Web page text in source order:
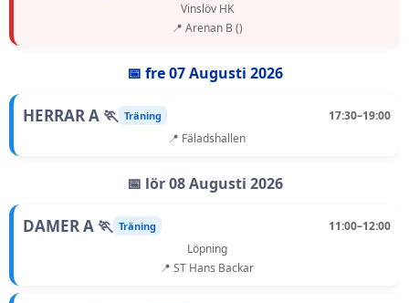
Vinslöv HK
📍 Arenan B ()
📅 fre 07 Augusti 2026
HERRAR A 🏃 Träning
17:30–19:00
📍 Fäladshallen
📅 lör 08 Augusti 2026
DAMER A 🏃 Träning
11:00–12:00
Löpning
📍 ST Hans Backar